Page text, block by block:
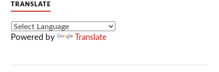
TRANSLATE
Powered by Translate